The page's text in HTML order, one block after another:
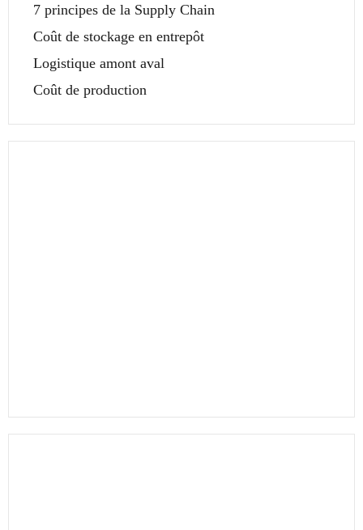
7 principes de la Supply Chain
Coût de stockage en entrepôt
Logistique amont aval
Coût de production